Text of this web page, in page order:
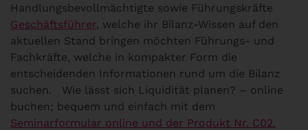
Handlungsbevollmächtigte sowie Führungskräfte
Geschäftsführer, welche ihr Bilanz-Wissen auf den
aktuellen Stand bringen möchten Führungs- und
Fachkräfte, welche in kompakter Form die
entscheidenden Informationen rund um die Bilanz
suchen. Wie lässt sich Liquidität planen? – online
buchen; bequem und einfach mit dem
Seminarformular online und der Produkt Nr. C02.